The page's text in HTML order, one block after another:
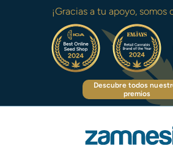
¡Gracias a tu apoyo, somos
Descubre todos
premios